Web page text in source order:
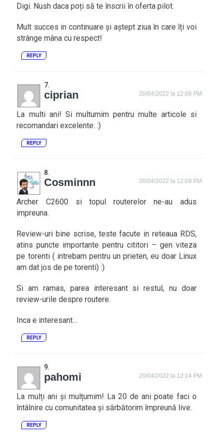
Digi. Nush daca poți să te înscrii în oferta pilot.
Mult succes in continuare și aștept ziua în care îți voi
strânge mâna cu respect!
REPLY
ciprian 20/04/2022 la 12:06 PM
La multi ani! Si multumim pentru multe articole si
recomandari excelente. :)
REPLY
Cosminnn 20/04/2022 la 12:09 PM
Archer C2600 si topul routerelor ne-au adus
impreuna.
Review-uri bine scrise, teste facute in reteaua RDS,
atins puncte importante pentru cititori – gen viteza
pe torenti ( intrebam pentru un prieten, eu doar Linux
am dat jos de pe torenti) :)
Si am ramas, parea interesant si restul, nu doar
review-urile despre routere.
Inca e interesant…
REPLY
pahomi 20/04/2022 la 12:14 PM
La mulți ani și mulțumim! La 20 de ani poate faci o
întâlnire cu comunitatea și sărbătorim împreună live.
REPLY